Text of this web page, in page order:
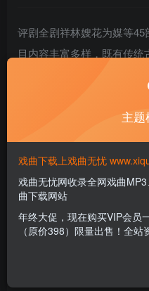
评剧全剧祥林嫂花为媒等
目内容丰富多样，既有传
现代戏。传统的评剧剧目
名著改编而成，这些剧目
国文学艺术的珍贵遗产。
会中具有更广泛的影响力和
001评剧《祥林嫂》全剧 李
002评剧《临江驿》小白玉
003评剧《冯奎卖妻》全剧
004评剧《刘巧儿》全剧新
005评剧《包公出世》全剧
主
戏曲下载上戏曲无忧
戏曲无忧网收录全网戏曲
曲下载网站
年终大促，现在购买VIP会员
（原价398）限量出售！全站